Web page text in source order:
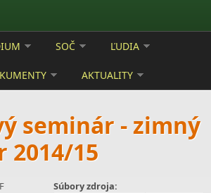
SOČ ĽUDIA
AKTUALITY
seminár - zimný
2014/15
Súbory zdroja: